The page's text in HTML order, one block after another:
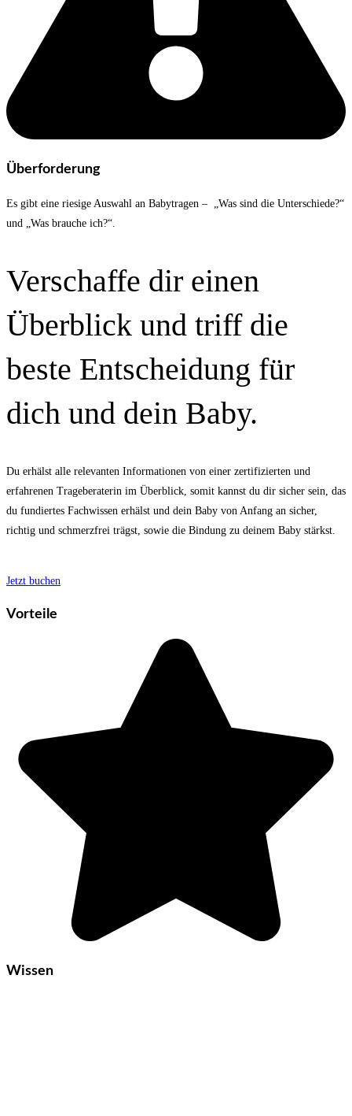
Überforderung
Es gibt eine riesige Auswahl an Babytragen – „Was sind die Unterschiede?“
und „Was brauche ich?“.
Verschaffe dir einen
Überblick und triff die
beste Entscheidung für
dich und dein Baby.
Du erhälst alle relevanten Informationen von einer zertifizierten und
erfahrenen Trageberaterin im Überblick, somit kannst du dir sicher sein, das
du fundiertes Fachwissen erhälst und dein Baby von Anfang an sicher,
richtig und schmerzfrei trägst, sowie die Bindung zu deinem Baby stärkst.
Jetzt buchen
Vorteile
Wissen